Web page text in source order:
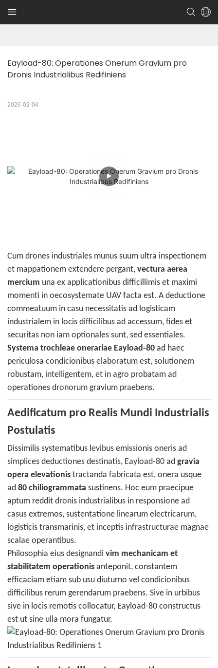
Eayload-80: Operationes Onerum Gravium pro
Dronis Industrialibus Redifiniens
2026-02-04
Cum drones industriales munus suum ultra inspectionem
et mappationem extendere pergant, vectura aerea
mercium una ex applicationibus difficillimis et maximi
momenti in oecosystemate UAV facta est. A deductione
commeatuum in casu necessitatis ad logisticam
industrialem in locis difficilibus ad accessum, fides et
securitas non iam optionales sunt, sed essentiales.
Systema trochleae onerariae Eayload-80 ad haec
periculosa condicionibus elaboratum est, solutionem
robustam, intelligentem, et in agro probatam ad
operationes dronorum gravium praebens.
Aedificatum pro Realis Mundi Industrialis
Postulatis
Dissimilis systematibus levibus emissionis oneris ad
simplices deductiones destinatis, Eayload-80 ad gravia
opera elevationis tractanda fabricata est, onera usque
ad 80 chiliogrammata sustinens. Hoc eum praecipue
aptum reddit dronis industrialibus in responsione ad
casus extremos, sustentatione linearum electricarum,
logisticis transmarinis, et inceptis infrastructurae magnae
scalae operantibus.
Philosophia eius designandi vim mechanicam et
stabilitatem operationis anteponit, constantem
efficaciam etiam sub usu diuturno vel condicionibus
difficilibus rerum gerendarum praebens. Sive in urbibus
sive in locis remotis collocatur, Eayload-80 constructus
est ut sine ulla mora fungatur.